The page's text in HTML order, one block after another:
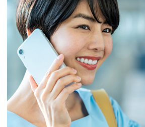
ける各種のご案内
4. 個人情報の委託
当社は、上記3の利用目的
で、個人情報の全部もし
の事業者に委託する場合が
この場合、個人情報保護水
託先を選定し、個人情報の